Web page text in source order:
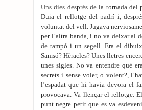
Uns dies després de la tornada
Duia el rellotge del padrí i,
voluntat del vell. Jugava
per l’altra banda, i no va deixar al
de tampó i un segell. Era el
Samsó? Hèracles? Unes lletres
unes sigles. No va entendre què
secrets i sense voler, o volent?,
l’espadat que hi havia devora el
provocava. Va llençar el rellotge.
punt negre petit que es va